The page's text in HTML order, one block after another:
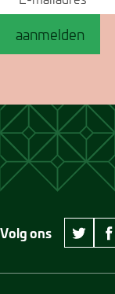
aanmelden
Volg ons
twitter